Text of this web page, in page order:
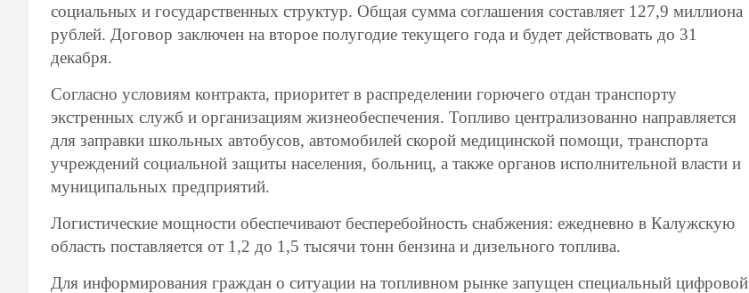
социальных и государственных структур. Общая сумма соглашения составляет 127,9 миллиона
рублей. Договор заключен на второе полугодие текущего года и будет действовать до 31
декабря.
Согласно условиям контракта, приоритет в распределении горючего отдан транспорту
экстренных служб и организациям жизнеобеспечения. Топливо централизованно направляется
для заправки школьных автобусов, автомобилей скорой медицинской помощи, транспорта
учреждений социальной защиты населения, больниц, а также органов исполнительной власти и
муниципальных предприятий.
Логистические мощности обеспечивают бесперебойность снабжения: ежедневно в Калужскую
область поставляется от 1,2 до 1,5 тысячи тонн бензина и дизельного топлива.
Для информирования граждан о ситуации на топливном рынке запущен специальный цифровой